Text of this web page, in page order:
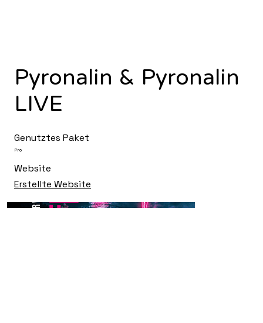
Pyronalin & Pyronalin
LIVE
Genutztes Paket
Pro
Website
Erstellte Website